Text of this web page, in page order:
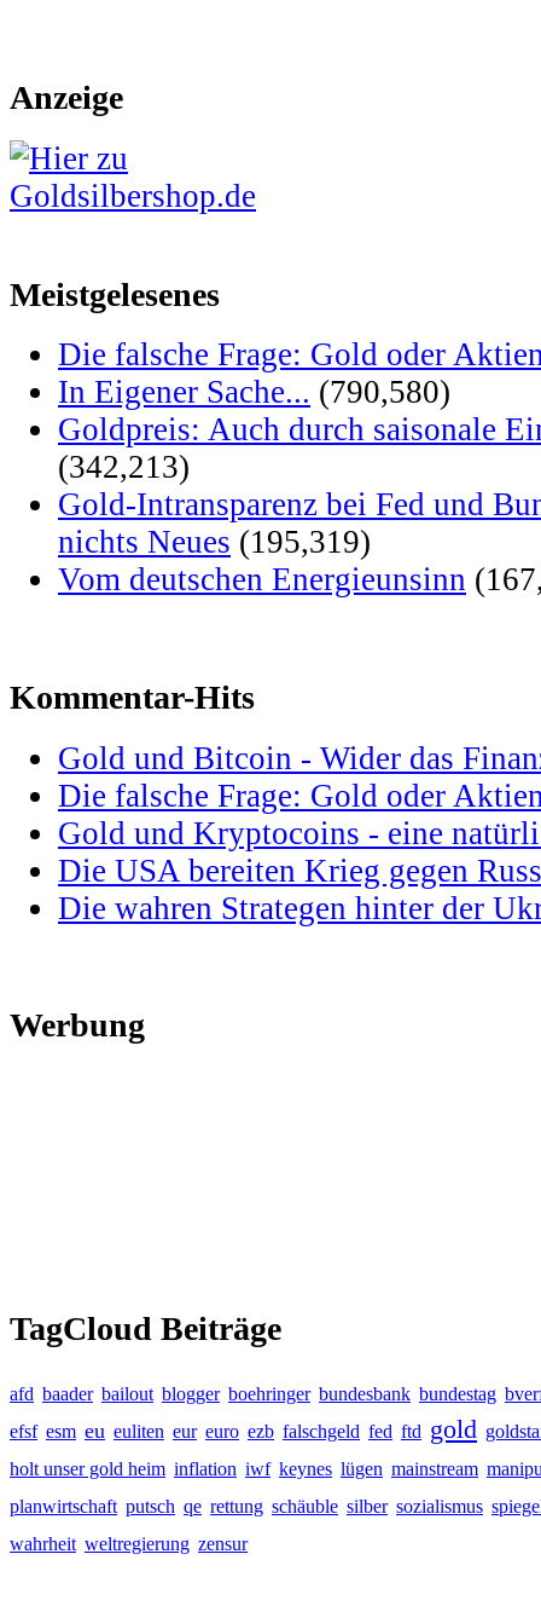
Anzeige
Meistgelesenes
Die falsche Frage: Gold oder
In Eigener Sache... (790,580)
Goldpreis: Auch durch saisonale
(342,213)
Gold-Intransparenz bei Fed und
nichts Neues (195,319)
Vom deutschen Energieunsinn
Kommentar-Hits
Gold und Bitcoin - Wider das
Die falsche Frage: Gold oder
Gold und Kryptocoins - eine
Die USA bereiten Krieg gegen
Die wahren Strategen hinter der
Werbung
TagCloud Beiträge
afd baader bailout blogger boehringer bundesbank bundestag
efsf esm eu euliten eur euro ezb falschgeld fed ftd gold
holt unser gold heim inflation iwf keynes lügen mainstream
planwirtschaft putsch qe rettung schäuble silber sozialismus
wahrheit weltregierung zensur